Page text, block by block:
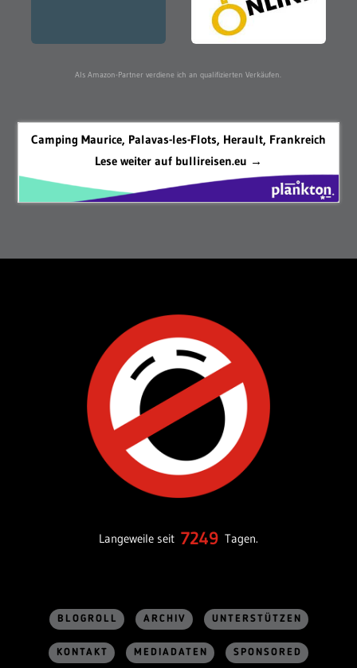
Als Amazon-Partner verdiene ich an qualifizierten Verkäufen.
Camping Maurice, Palavas-les-Flots, Herault, Frankreich
Lese weiter auf bullireisen.eu →
Langeweile seit 7249 Tagen.
BLOGROLL ARCHIV UNTERSTÜTZEN
KONTAKT MEDIADATEN SPONSORED